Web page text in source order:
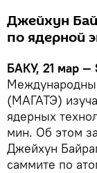
Джейхун
по ядерной
БАКУ, 21 мар —
(МАГАТЭ)
ядерных
мин. Об этом
Джейхун
саммите по